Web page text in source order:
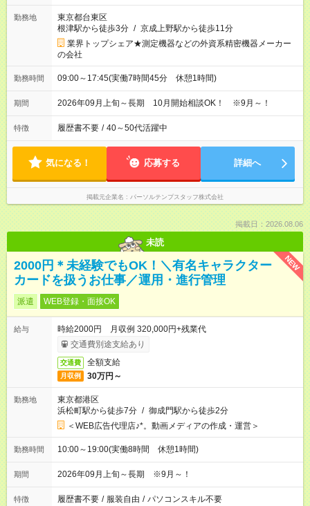
勤務地
東京都台東区
根津駅から徒歩3分 / 京成上野駅から徒歩11分
業界トップシェア★測定機器などの外資系精密機器メーカー
の会社
勤務時間 09:00～17:45(実働7時間45分 休憩1時間)
期間 2026年09月上旬～長期 10月開始相談OK！ ※9月～！
特徴 履歴書不要 / 40～50代活躍中
気になる！ 応募する 詳細へ
掲載元企業名 パーソルテンプスタッフ株式会社
掲載日：2026.08.06
未読
NEW
2000円＊未経験でもOK！＼有名キャラクター
カードを扱うお仕事／運用・進行管理
派遣 WEB登録・面接OK
給与
時給2000円 月収例 320,000円+残業代
交通費別途支給あり
交通費 全額支給
月収例 30万円～
勤務地
東京都港区
浜松町駅から徒歩7分 / 御成門駅から徒歩2分
＜WEB広告代理店♪*。動画メディアの作成・運営＞
勤務時間 10:00～19:00(実働8時間 休憩1時間)
期間 2026年09月上旬～長期 ※9月～！
特徴 履歴書不要 / 服装自由 / パソコンスキル不要